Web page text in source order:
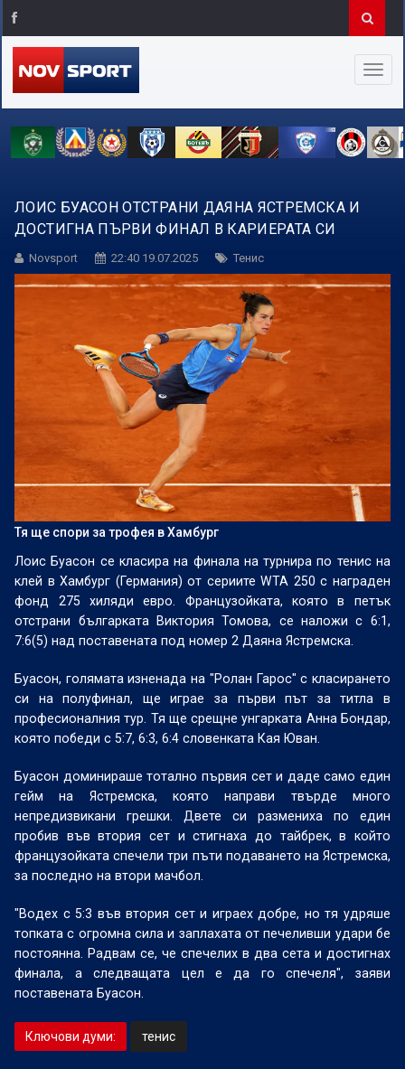
ЛОИС БУАСОН ОТСТРАНИ ДАЯНА ЯСТРЕМСКА И
ДОСТИГНА ПЪРВИ ФИНАЛ В КАРИЕРАТА СИ
Novsport 22:40 19.07.2025 Тенис
Тя ще спори за трофея в Хамбург
Лоис Буасон се класира на финала на турнира по тенис на
клей в Хамбург (Германия) от сериите WТА 250 с награден
фонд 275 хиляди евро. Французойката, която в петък
отстрани българката Виктория Томова, се наложи с 6:1,
7:6(5) над поставената под номер 2 Даяна Ястремска.
Буасон, голямата изненада на "Ролан Гарос" с класирането
си на полуфинал, ще играе за първи път за титла в
професионалния тур. Тя ще срещне унгарката Анна Бондар,
която победи с 5:7, 6:3, 6:4 словенката Кая Юван.
Буасон доминираше тотално първия сет и даде само един
гейм на Ястремска, която направи твърде много
непредизвикани грешки. Двете си размениха по един
пробив във втория сет и стигнаха до тайбрек, в който
французойката спечели три пъти подаването на Ястремска,
за последно на втори мачбол.
"Водех с 5:3 във втория сет и играех добре, но тя удряше
топката с огромна сила и заплахата от печеливши удари бе
постоянна. Радвам се, че спечелих в два сета и достигнах
финала, а следващата цел е да го спечеля", заяви
поставената Буасон.
Ключови думи: тенис